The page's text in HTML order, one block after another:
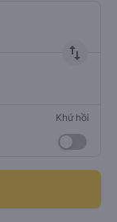
import_export
Khứ hồi